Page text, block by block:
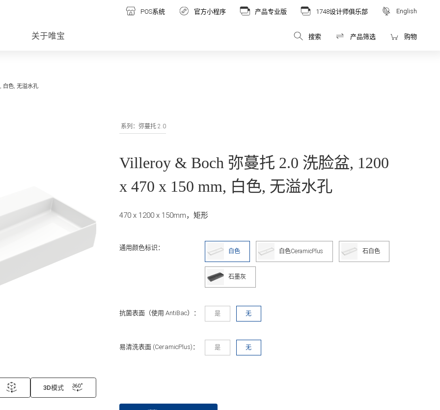
POS系统 官方小程序 产品专业版 1748设计师俱乐部 English
关于唯宝 搜索 产品筛选 购物
白色, 无溢水孔
3D模式
系列：弥蔓托 2.0
Villeroy & Boch 弥蔓托 2.0 洗脸盆, 1200
x 470 x 150 mm, 白色, 无溢水孔
470 x 1200 x 150mm，矩形
通用颜色标识： 白色 白色CeramicPlus 石白色
石墨灰
抗菌表面（使用 AntiBac）： 是 无
易清洗表面 (CeramicPlus)： 是 无